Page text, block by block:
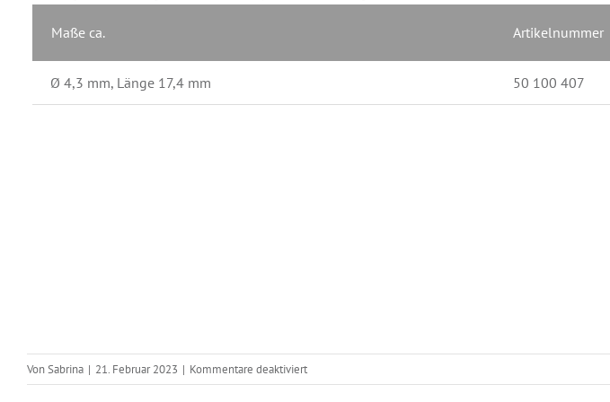
Maße ca. Artikelnummer
Ø 4,3 mm, Länge 17,4 mm 50 100 407
VonSabrina | 21. Februar 2023 | Kommentare deaktiviertfür
MKM